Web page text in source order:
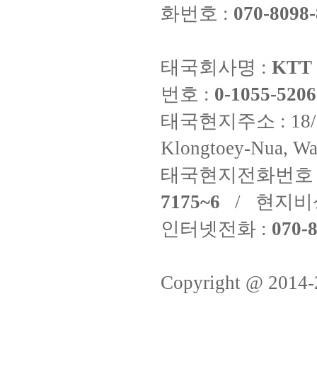
화번호 : 070-
태국회사명 : KTT
번호 : 0-1055-
태국현지주소 :
Klongtoey-Nua,
태국현지전화번
7175~6 / 현지비
인터넷전화 : 070-
Copyright @